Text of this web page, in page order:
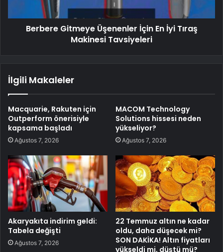
Berbere Gitmeye Üşenenler İçin En İyi Tıraş
Makinesi Tavsiyeleri
İlgili Makaleler
Macquarie, Rakuten için
Outperform önerisiyle
kapsama başladı
Ağustos 7, 2026
MACOM Technology
Solutions hissesi neden
yükseliyor?
Ağustos 7, 2026
Akaryakıta indirim geldi:
Tabela değişti
Ağustos 7, 2026
22 Temmuz altın ne kadar
oldu, daha düşecek mi?
SON DAKİKA! Altın fiyatları
yükseldi mi, düştü mü?